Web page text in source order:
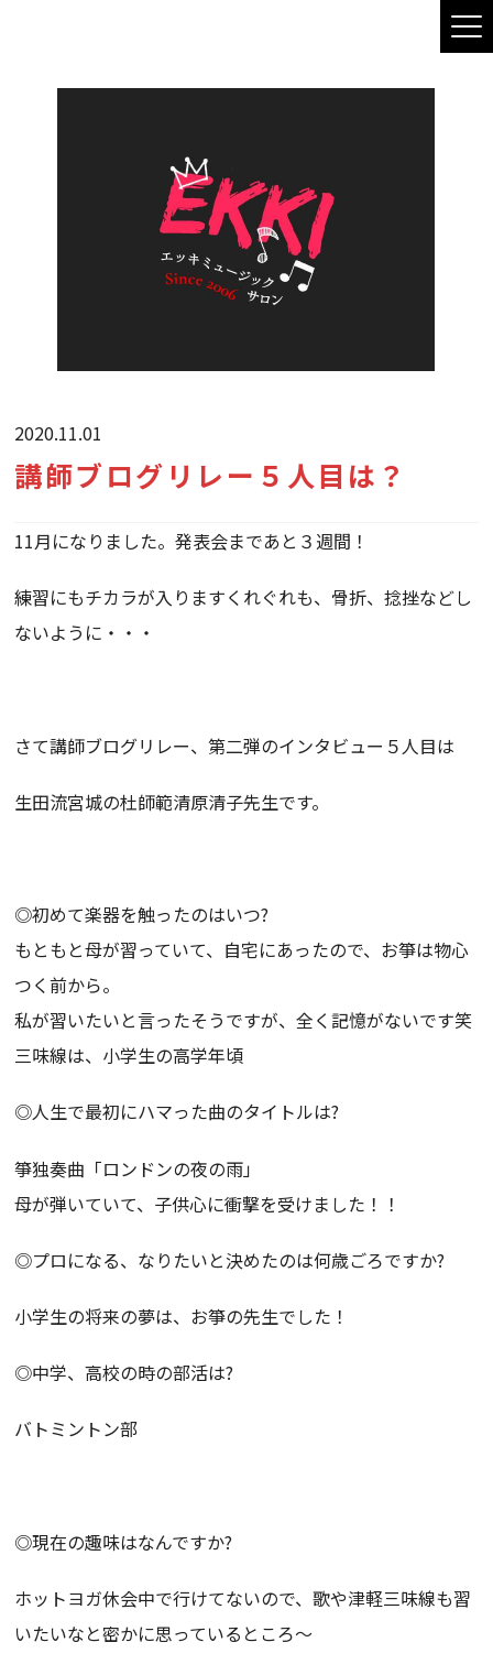
2020.11.01
講師ブログリレー５人目は？
11月になりました。発表会まであと３週間！
練習にもチカラが入りますくれぐれも、骨折、捻挫などし
ないように・・・
さて講師ブログリレー、第二弾のインタビュー５人目は
生田流宮城の杜師範清原清子先生です。
◎初めて楽器を触ったのはいつ?
もともと母が習っていて、自宅にあったので、お箏は物心
つく前から。
私が習いたいと言ったそうですが、全く記憶がないです笑
三味線は、小学生の高学年頃
◎人生で最初にハマった曲のタイトルは?
箏独奏曲「ロンドンの夜の雨」
母が弾いていて、子供心に衝撃を受けました！！
◎プロになる、なりたいと決めたのは何歳ごろですか?
小学生の将来の夢は、お箏の先生でした！
◎中学、高校の時の部活は?
バトミントン部
◎現在の趣味はなんですか?
ホットヨガ休会中で行けてないので、歌や津軽三味線も習
いたいなと密かに思っているところ〜